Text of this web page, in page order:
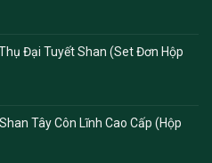
Đại Tuyết Shan (Set Đơn Hộp
Tây Côn Lĩnh Cao Cấp (Hộp